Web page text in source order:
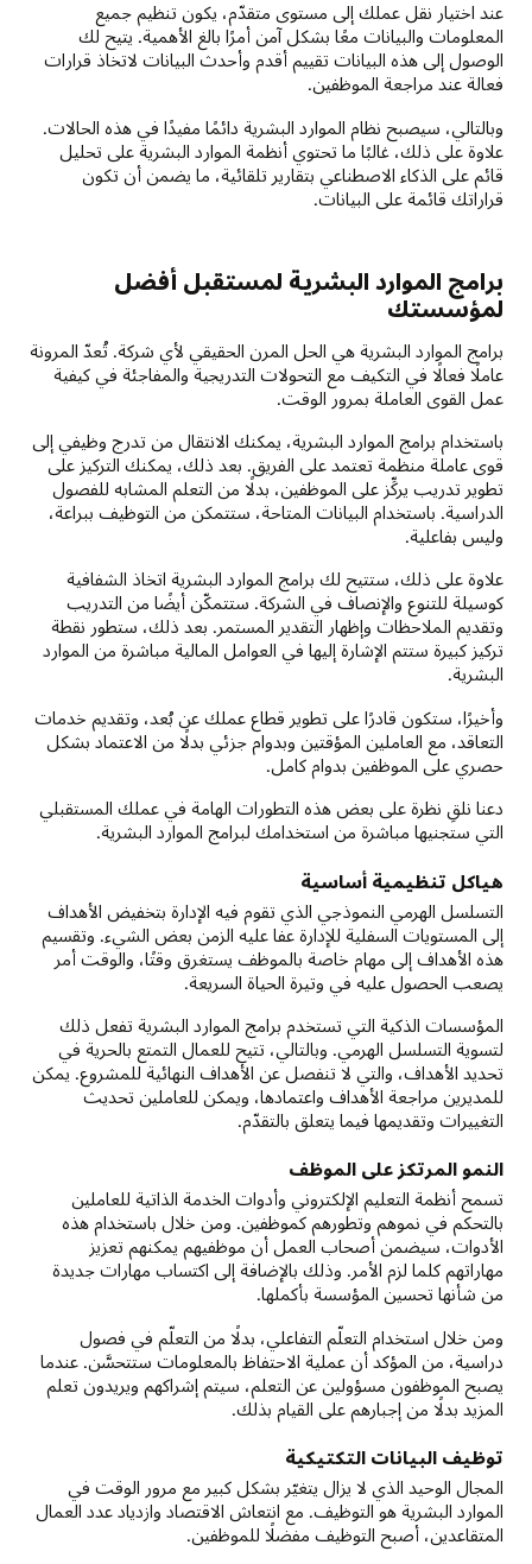
عند اختيار نقل عملك إلى مستوى متقدّم، يكون تنظيم جميع
المعلومات والبيانات معًا بشكل آمن أمرًا بالغ الأهمية. يتيح لك
الوصول إلى هذه البيانات تقييم أقدم وأحدث البيانات لاتخاذ قرارات
فعالة عند مراجعة الموظفين.
وبالتالي، سيصبح نظام الموارد البشرية دائمًا مفيدًا في هذه الحالات.
علاوة على ذلك، غالبًا ما تحتوي أنظمة الموارد البشرية على تحليل
قائم على الذكاء الاصطناعي بتقارير تلقائية، ما يضمن أن تكون
قراراتك قائمة على البيانات.
برامج الموارد البشرية لمستقبل أفضل
لمؤسستك
برامج الموارد البشرية هي الحل المرن الحقيقي لأي شركة. تُعدّ المرونة
عاملًا فعالًا في التكيف مع التحولات التدريجية والمفاجئة في كيفية
عمل القوى العاملة بمرور الوقت.
باستخدام برامج الموارد البشرية، يمكنك الانتقال من تدرج وظيفي إلى
قوى عاملة منظمة تعتمد على الفريق. بعد ذلك، يمكنك التركيز على
تطوير تدريب يركِّز على الموظفين، بدلًا من التعلم المشابه للفصول
الدراسية. باستخدام البيانات المتاحة، ستتمكن من التوظيف ببراعة،
وليس بفاعلية.
علاوة على ذلك، ستتيح لك برامج الموارد البشرية اتخاذ الشفافية
كوسيلة للتنوع والإنصاف في الشركة. ستتمكّن أيضًا من التدريب
وتقديم الملاحظات وإظهار التقدير المستمر. بعد ذلك، ستطور نقطة
تركيز كبيرة ستتم الإشارة إليها في العوامل المالية مباشرة من الموارد
البشرية.
وأخيرًا، ستكون قادرًا على تطوير قطاع عملك عن بُعد، وتقديم خدمات
التعاقد، مع العاملين المؤقتين وبدوام جزئي بدلًا من الاعتماد بشكل
حصري على الموظفين بدوام كامل.
دعنا نلقِ نظرة على بعض هذه التطورات الهامة في عملك المستقبلي
التي ستجنيها مباشرة من استخدامك لبرامج الموارد البشرية.
هياكل تنظيمية أساسية
التسلسل الهرمي النموذجي الذي تقوم فيه الإدارة بتخفيض الأهداف
إلى المستويات السفلية للإدارة عفا عليه الزمن بعض الشيء. وتقسيم
هذه الأهداف إلى مهام خاصة بالموظف يستغرق وقتًا، والوقت أمر
يصعب الحصول عليه في وتيرة الحياة السريعة.
المؤسسات الذكية التي تستخدم برامج الموارد البشرية تفعل ذلك
لتسوية التسلسل الهرمي. وبالتالي، تتيح للعمال التمتع بالحرية في
تحديد الأهداف، والتي لا تنفصل عن الأهداف النهائية للمشروع. يمكن
للمديرين مراجعة الأهداف واعتمادها، ويمكن للعاملين تحديث
التغييرات وتقديمها فيما يتعلق بالتقدّم.
النمو المرتكز على الموظف
تسمح أنظمة التعليم الإلكتروني وأدوات الخدمة الذاتية للعاملين
بالتحكم في نموهم وتطورهم كموظفين. ومن خلال باستخدام هذه
الأدوات، سيضمن أصحاب العمل أن موظفيهم يمكنهم تعزيز
مهاراتهم كلما لزم الأمر. وذلك بالإضافة إلى اكتساب مهارات جديدة
من شأنها تحسين المؤسسة بأكملها.
ومن خلال استخدام التعلّم التفاعلي، بدلًا من التعلّم في فصول
دراسية، من المؤكد أن عملية الاحتفاظ بالمعلومات ستتحسَّن. عندما
يصبح الموظفون مسؤولين عن التعلم، سيتم إشراكهم ويريدون تعلم
المزيد بدلًا من إجبارهم على القيام بذلك.
توظيف البيانات التكتيكية
المجال الوحيد الذي لا يزال يتغيّر بشكل كبير مع مرور الوقت في
الموارد البشرية هو التوظيف. مع انتعاش الاقتصاد وازدياد عدد العمال
المتقاعدين، أصبح التوظيف مفضلًا للموظفين.